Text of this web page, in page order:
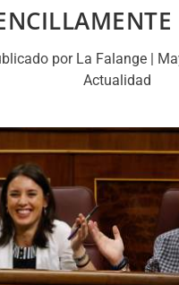
por La Falange|
Actualidad